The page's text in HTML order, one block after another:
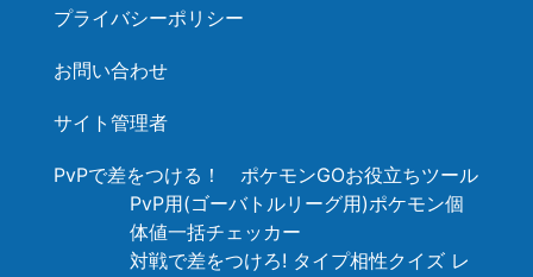
プライバシーポリシー
お問い合わせ
サイト管理者
PvPで差をつける！ ポケモンGOお役立ちツール
PvP用(ゴーバトルリーグ用)ポケモン個
体値一括チェッカー
対戦で差をつけろ! タイプ相性クイズ レ